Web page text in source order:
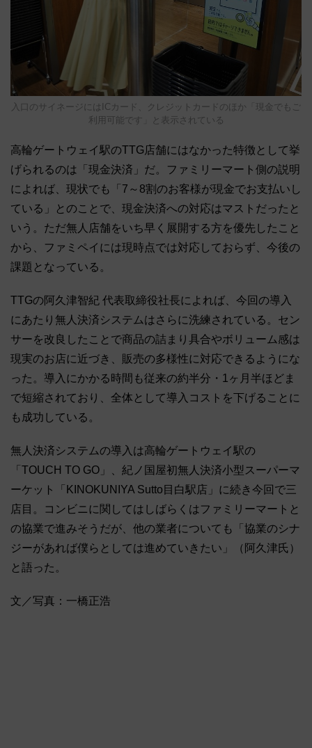
入口のサイネージにはICカード、クレジットカードのほか「現金でもご
利用可能です」と表示されている
高輪ゲートウェイ駅のTTG店舗にはなかった特徴として挙
げられるのは「現金決済」だ。ファミリーマート側の説明
によれば、現状でも「7～8割のお客様が現金でお支払いし
ている」とのことで、現金決済への対応はマストだったと
いう。ただ無人店舗をいち早く展開する方を優先したこと
から、ファミペイには現時点では対応しておらず、今後の
課題となっている。
TTGの阿久津智紀 代表取締役社長によれば、今回の導入
にあたり無人決済システムはさらに洗練されている。セン
サーを改良したことで商品の詰まり具合やボリューム感は
現実のお店に近づき、販売の多様性に対応できるようにな
った。導入にかかる時間も従来の約半分・1ヶ月半ほどま
で短縮されており、全体として導入コストを下げることに
も成功している。
無人決済システムの導入は高輪ゲートウェイ駅の
「TOUCH TO GO」、紀ノ国屋初無人決済小型スーパーマ
ーケット「KINOKUNIYA Sutto目白駅店」に続き今回で三
店目。コンビニに関してはしばらくはファミリーマートと
の協業で進みそうだが、他の業者についても「協業のシナ
ジーがあれば僕らとしては進めていきたい」（阿久津氏）
と語った。
文／写真：一橋正浩